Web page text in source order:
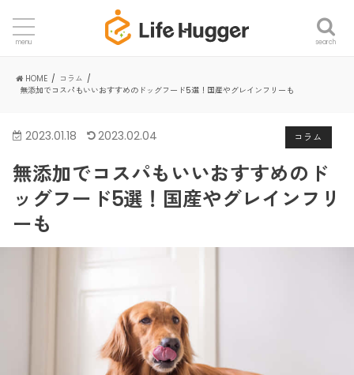
search
menu
HOME
コラム
無添加でコスパもいいおすすめのドッグフード5選！国産やグレインフリーも
コラム
2023.01.18 2023.02.04
無添加でコスパもいいおすすめのド
ッグフード5選！国産やグレインフリ
ーも